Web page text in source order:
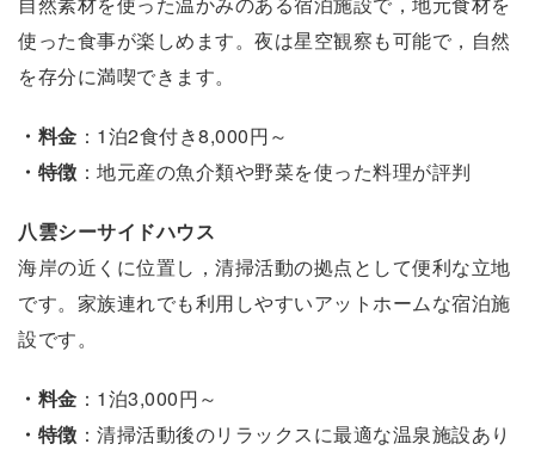
使った食事が楽しめます。夜は星空観察も可能で，自然
を存分に満喫できます。
・料金 ：1泊2食付き8,000円～
・特徴 ：地元産の魚介類や野菜を使った料理が評判
八雲シーサイドハウス
海岸の近くに位置し，清掃活動の拠点として便利な立地
です。家族連れでも利用しやすいアットホームな宿泊施
設です。
・料金 ：1泊3,000円～
・特徴 ：清掃活動後のリラックスに最適な温泉施設あり